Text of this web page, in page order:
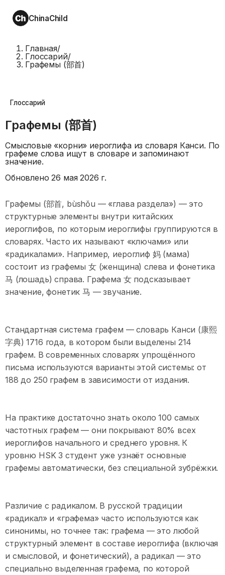
ChinaChild
Главная/
Глоссарий/
Графемы (部首)
Глоссарий
Графемы (部首)
Смысловые «корни» иероглифа из словаря Канси. По
графеме слова ищут в словаре и запоминают
значение.
Обновлено 26 мая 2026 г.
Графемы (部首, bùshǒu — «глава раздела») — это
структурные элементы внутри китайских
иероглифов, по которым иероглифы группируются в
словарях. Часто их называют «ключами» или
«радикалами». Например, иероглиф 妈 (мама)
состоит из графемы 女 (женщина) слева и фонетика
马 (лошадь) справа. Графема 女 подсказывает
значение, фонетик 马 — звучание.
Стандартная система графем — словарь Канси (康熙
字典) 1716 года, в котором были выделены 214
графем. В современных словарях упрощённого
письма используются варианты этой системы: от
188 до 250 графем в зависимости от издания.
На практике достаточно знать около 100 самых
частотных графем — они покрывают 80% всех
иероглифов начального и среднего уровня. К
уровню HSK 3 студент уже узнаёт основные
графемы автоматически, без специальной зубрёжки.
Различие с радикалом. В русской традиции
«радикал» и «графема» часто используются как
синонимы, но точнее так: графема — это любой
структурный элемент в составе иероглифа (включая
и смысловой, и фонетический), а радикал — это
специально выделенная графема, по которой